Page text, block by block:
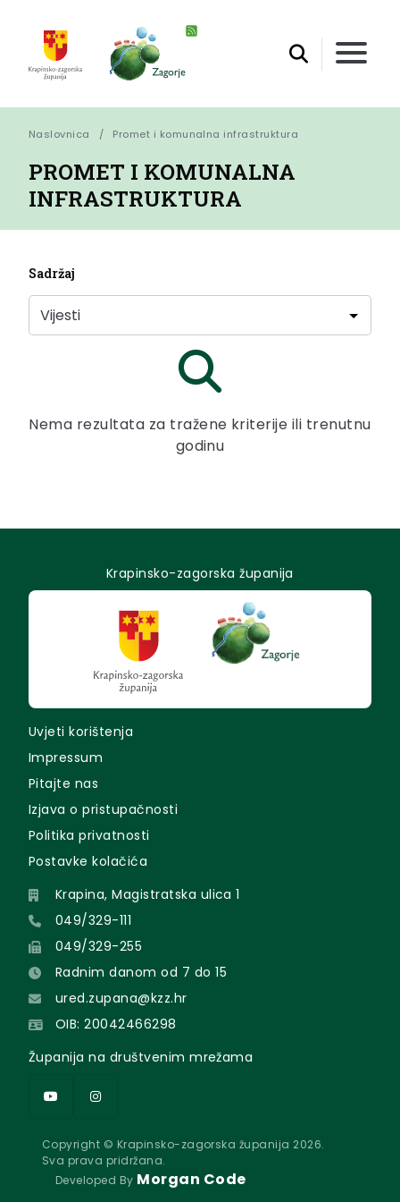
Naslovnica Promet i komunalna infrastruktura
PROMET I KOMUNALNA
INFRASTRUKTURA
Sadržaj
Nema rezultata za tražene kriterije ili trenutnu
godinu
Krapinsko-zagorska županija
Uvjeti korištenja
Impressum
Pitajte nas
Izjava o pristupačnosti
Politika privatnosti
Postavke kolačića
Krapina, Magistratska ulica 1
049/329-111
049/329-255
Radnim danom od 7 do 15
ured.zupana@kzz.hr
OIB: 20042466298
Županija na društvenim mrežama
Copyright © Krapinsko-zagorska županija 2026.
Sva prava pridržana.
Developed By Morgan Code